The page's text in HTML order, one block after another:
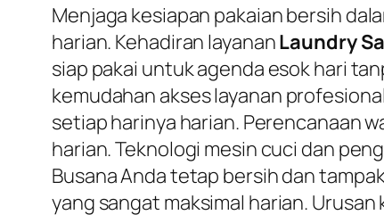
Menjaga kesiapan pakaian bersih
harian. Kehadiran layananLaundry
siap pakai untuk agenda esok hari
kemudahan akses layanan
setiap harinya harian. Perencanaan
harian. Teknologi mesin cuci dan
Busana Anda tetap bersih dan
yang sangat maksimal harian.